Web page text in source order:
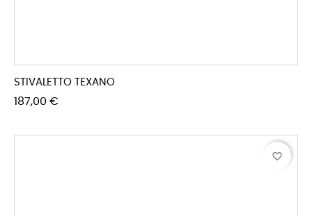
STIVALETTO TEXANO
Prezzo
187,00 €
favorite_border